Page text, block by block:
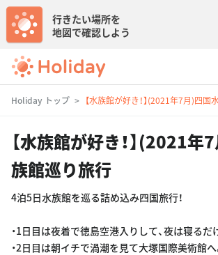
行きたい場所を
地図で確認しよう
Holiday トップ 【水族館が好き！】(2021年7月)四国
【水族館が好き！】(2021年
族館巡り旅行
4泊5日水族館を巡る詰め込み四国旅行！
・1日目は夜着で徳島空港入りして、夜は寝るだ
・2日目は朝イチで渦潮を見て大塚国際美術館